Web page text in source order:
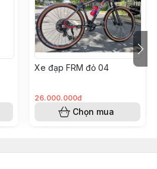
Xe đạp FRM đỏ 04
26.000.000đ
Chọn mua